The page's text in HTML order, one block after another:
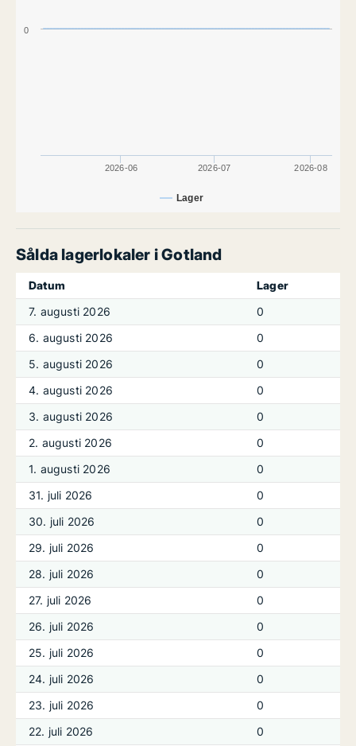
Lager
2026-06 2026-07 2026-08
0
Sålda lagerlokaler i Gotland
Datum
Lager
7. augusti 2026
0
6. augusti 2026
0
5. augusti 2026
0
4. augusti 2026
0
3. augusti 2026
0
2. augusti 2026
0
1. augusti 2026
0
31. juli 2026
0
30. juli 2026
0
29. juli 2026
0
28. juli 2026
0
27. juli 2026
0
26. juli 2026
0
25. juli 2026
0
24. juli 2026
0
23. juli 2026
0
22. juli 2026
0